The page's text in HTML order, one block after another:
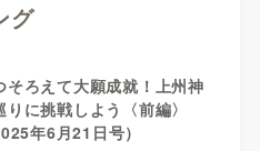
グ
そろえて大願成就！上州神
りに挑戦しよう〈前編〉
年6月21日号）